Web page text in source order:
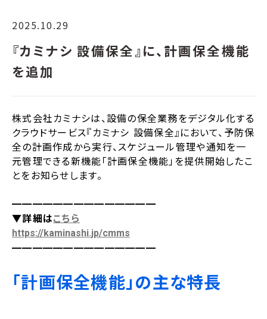
2025.10.29
『カミナシ 設備保全』に、計画保全機能
を追加
株式会社カミナシは、設備の保全業務をデジタル化する
クラウドサービス『カミナシ 設備保全』において、予防保
全の計画作成から実行、スケジュール管理や通知を一
元管理できる新機能「計画保全機能」を提供開始したこ
とをお知らせします。
━━━━━━━━━━━━━━
▼詳細はこちら
https://kaminashi.jp/cmms
━━━━━━━━━━━━━━
「計画保全機能」の主な特長